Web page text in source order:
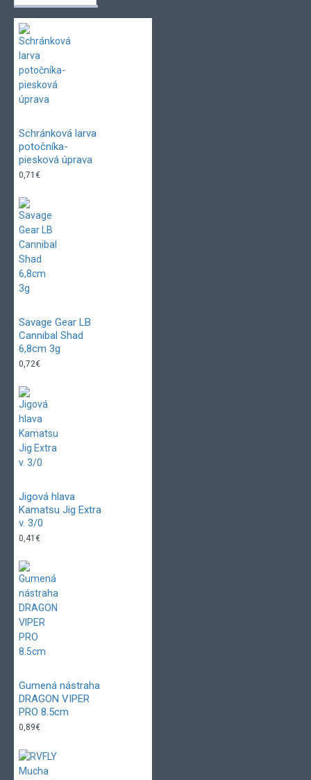
Schránková larva
potočníka-
piesková úprava
0,71€
Savage Gear LB
Cannibal Shad
6,8cm 3g
0,72€
Jigová hlava
Kamatsu Jig Extra
v. 3/0
0,41€
Gumená nástraha
DRAGON VIPER
PRO 8.5cm
0,89€